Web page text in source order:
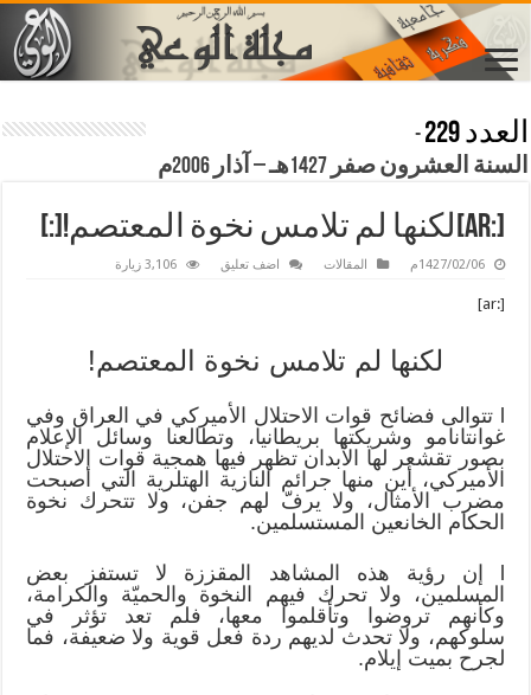
العدد 229
-
السنة العشرون صفر 1427هـ – آذار 2006م
[:ar]لكنها لم تلامس نخوة المعتصم![:]
1427/02/06م المقالات اضف تعليق 3,106 زيارة
[:ar]
لكنها لم تلامس نخوة المعتصم!
l تتوالى فضائح قوات الاحتلال الأميركي في العراق وفي
غوانتانامو وشريكتها بريطانيا، وتطالعنا وسائل الإعلام
بصور تقشعر لها الأبدان تظهر فيها همجية قوات الاحتلال
الأميركي، أين منها جرائم النازية الهتلرية التي أصبحت
مضرب الأمثال، ولا يرفّ لهم جفن، ولا تتحرك نخوة
الحكام الخانعين المستسلمين.
l إن رؤية هذه المشاهد المقززة لا تستفز بعض
المسلمين، ولا تحرك فيهم النخوة والحميّة والكرامة،
وكأنهم تروضوا وتأقلموا معها، فلم تعد تؤثر في
سلوكهم، ولا تحدث لديهم ردة فعل قوية ولا ضعيفة، فما
لجرح بميت إيلام.